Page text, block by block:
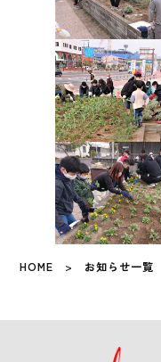
HOME > お知らせ一覧